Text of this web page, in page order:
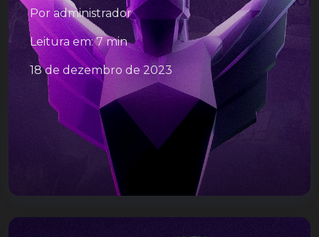
Poradministrador
Leitura em: 7 min
18 de dezembro de 2023